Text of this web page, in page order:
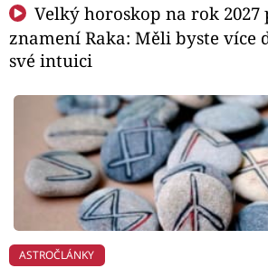
Velký horoskop na rok 2027
znamení Raka: Měli byste více
své intuici
ASTROČLÁNKY